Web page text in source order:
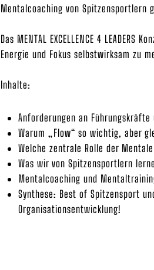
Mentalcoaching von Spitzensportlern
Das MENTAL EXCELLENCE 4
Energie und Fokus selbstwirksam zu
Inhalte:
Anforderungen an
Warum „Flow“ so wichtig, aber
Welche zentrale Rolle der
Was wir von Spitzensportlern
Mentalcoaching und
Synthese: Best of Spitzensport
Organisationsentwicklung!